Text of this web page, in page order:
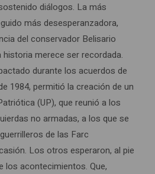
diálogos. La más
más desesperanzadora,
del conservador Belisario
merece ser recordada.
durante los acuerdos de
1984, permitió la creación de un
(UP), que reunió a los
no armadas, a los que se
de las Farc
Los otros esperaron, al pie
los acontecimientos. Que,